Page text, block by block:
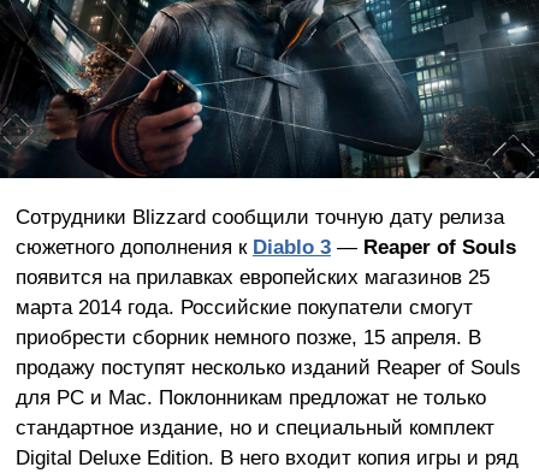
Сотрудники Blizzard сообщили точную дату релиза
сюжетного дополнения к Diablo 3— Reaper of Souls
появится на прилавках европейских магазинов 25
марта 2014 года. Российские покупатели смогут
приобрести сборник немного позже, 15 апреля. В
продажу поступят несколько изданий Reaper of Souls
для РС и Mac. Поклонникам предложат не только
стандартное издание, но и специальный комплект
Digital Deluxe Edition. В него входит копия игры и ряд